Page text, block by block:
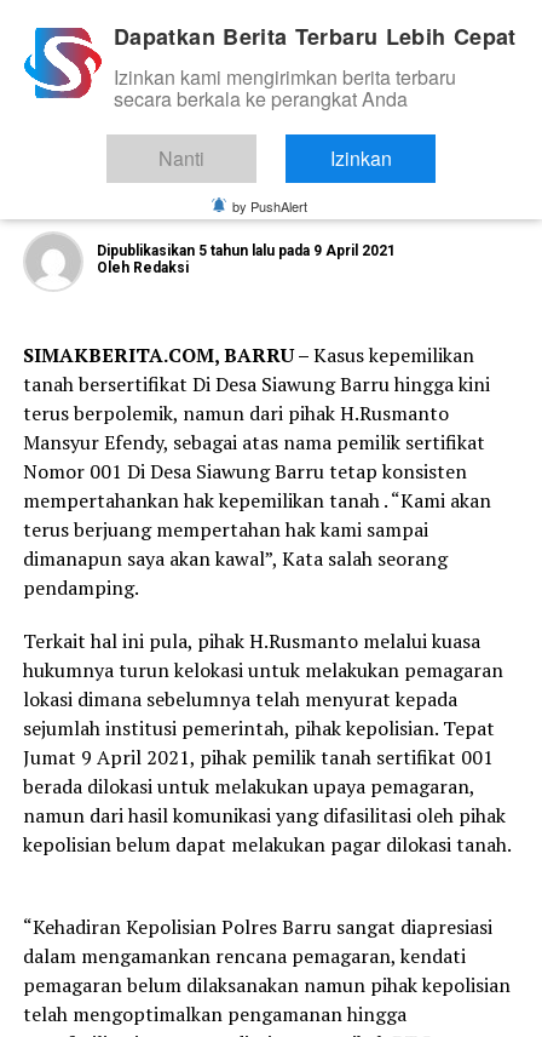
TNI DAN POLRI
Polres Barru Amankan Rencana
Pemagaran Lokasi SHM 001 di Desa
Dipublikasikan 5 tahun lalu pada 9 April 2021
Oleh Redaksi
SIMAKBERITA.COM, BARRU –Kasus kepemilikan
tanah bersertifikat Di Desa Siawung Barru hingga kini
terus berpolemik, namun dari pihak H.Rusmanto
Mansyur Efendy, sebagai atas nama pemilik sertifikat
Nomor 001 Di Desa Siawung Barru tetap konsisten
mempertahankan hak kepemilikan tanah . “Kami akan
terus berjuang mempertahan hak kami sampai
dimanapun saya akan kawal”, Kata salah seorang
pendamping.
Terkait hal ini pula, pihak H.Rusmanto melalui kuasa
hukumnya turun kelokasi untuk melakukan pemagaran
lokasi dimana sebelumnya telah menyurat kepada
sejumlah institusi pemerintah, pihak kepolisian. Tepat
Jumat 9 April 2021, pihak pemilik tanah sertifikat 001
berada dilokasi untuk melakukan upaya pemagaran,
namun dari hasil komunikasi yang difasilitasi oleh pihak
kepolisian belum dapat melakukan pagar dilokasi tanah.
“Kehadiran Kepolisian Polres Barru sangat diapresiasi
dalam mengamankan rencana pemagaran, kendati
pemagaran belum dilaksanakan namun pihak kepolisian
telah mengoptimalkan pengamanan hingga
Dapatkan Berita Terbaru Lebih Cepat
Izinkan kami mengirimkan berita terbaru
secara berkala ke perangkat Anda
Nanti Izinkan
by PushAlert